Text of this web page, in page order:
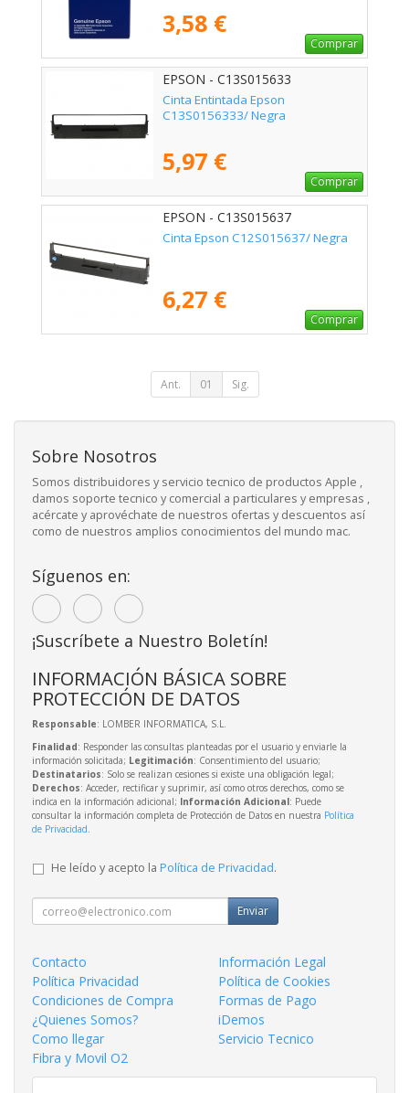
3,58 €
Comprar
EPSON - C13S015633
Cinta Entintada Epson
C13S0156333/ Negra
5,97 €
Comprar
EPSON - C13S015637
Cinta Epson C12S015637/ Negra
6,27 €
Comprar
Ant. 01 Sig.
Sobre Nosotros
Somos distribuidores y servicio tecnico de productos Apple ,
damos soporte tecnico y comercial a particulares y empresas ,
acércate y aprovéchate de nuestros ofertas y descuentos así
como de nuestros amplios conocimientos del mundo mac.
Síguenos en:
¡Suscríbete a Nuestro Boletín!
INFORMACIÓN BÁSICA SOBRE
PROTECCIÓN DE DATOS
Responsable: LOMBER INFORMATICA, S.L.
Finalidad: Responder las consultas planteadas por el usuario y enviarle la
información solicitada; Legitimación: Consentimiento del usuario;
Destinatarios: Solo se realizan cesiones si existe una obligación legal;
Derechos: Acceder, rectificar y suprimir, así como otros derechos, como se
indica en la información adicional; Información Adicional: Puede
consultar la información completa de Protección de Datos en nuestra Política
de Privacidad.
He leído y acepto la Política de Privacidad.
Enviar
Contacto
Información Legal
Política Privacidad
Política de Cookies
Condiciones de Compra
Formas de Pago
¿Quienes Somos?
iDemos
Como llegar
Servicio Tecnico
Fibra y Movil O2